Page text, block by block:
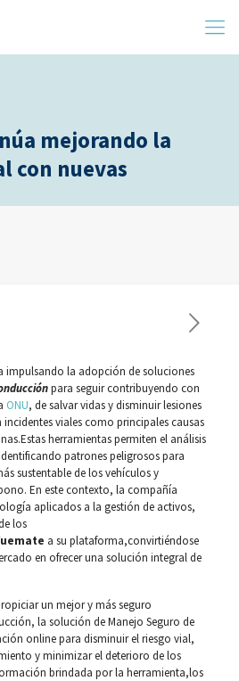
mejorando la
con nuevas
impulsando la adopción de soluciones
para seguir contribuyendo con
ONU, de salvar vidas y disminuir lesiones
incidentes viales como principales causas
herramientas permiten el análisis
patrones peligrosos para
sustentable de los vehículos y
En este contexto, la compañía
aplicados a la gestión de activos,
los
a su plataforma,convirtiéndose
en ofrecer una solución integral de
un mejor y más seguro
la solución de Manejo Seguro de
online para disminuir el riesgo vial,
y minimizar el deterioro de los
brindada por la herramienta,los